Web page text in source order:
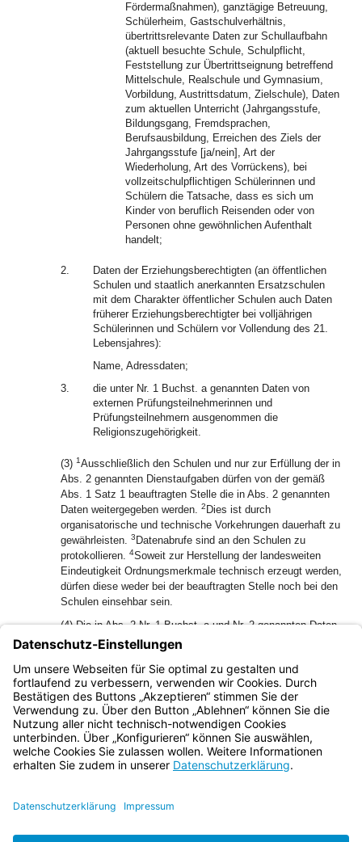
Fördermaßnahmen), ganztägige Betreuung,
Schülerheim, Gastschulverhältnis,
übertrittsrelevante Daten zur Schullaufbahn
(aktuell besuchte Schule, Schulpflicht,
Feststellung zur Übertrittseignung betreffend
Mittelschule, Realschule und Gymnasium,
Vorbildung, Austrittsdatum, Zielschule), Daten
zum aktuellen Unterricht (Jahrgangsstufe,
Bildungsgang, Fremdsprachen,
Berufsausbildung, Erreichen des Ziels der
Jahrgangsstufe [ja/nein], Art der
Wiederholung, Art des Vorrückens), bei
vollzeitschulpflichtigen Schülerinnen und
Schülern die Tatsache, dass es sich um
Kinder von beruflich Reisenden oder von
Personen ohne gewöhnlichen Aufenthalt
handelt;
2.
Daten der Erziehungsberechtigten (an öffentlichen
Schulen und staatlich anerkannten Ersatzschulen
mit dem Charakter öffentlicher Schulen auch Daten
früherer Erziehungsberechtigter bei volljährigen
Schülerinnen und Schülern vor Vollendung des 21.
Lebensjahres):
Name, Adressdaten;
3.
die unter Nr. 1 Buchst. a genannten Daten von
externen Prüfungsteilnehmerinnen und
Prüfungsteilnehmern ausgenommen die
Religionszugehörigkeit.
(3) 1Ausschließlich den Schulen und nur zur Erfüllung der in
Abs. 2 genannten Dienstaufgaben dürfen von der gemäß
Abs. 1 Satz 1 beauftragten Stelle die in Abs. 2 genannten
Daten weitergegeben werden. 2 Dies ist durch
organisatorische und technische Vorkehrungen dauerhaft zu
gewährleisten. 3 Datenabrufe sind an den Schulen zu
protokollieren. 4Soweit zur Herstellung der landesweiten
Eindeutigkeit Ordnungsmerkmale technisch erzeugt werden,
dürfen diese weder bei der beauftragten Stelle noch bei den
Schulen einsehbar sein.
(4) Die in Abs. 2 Nr. 1 Buchst. a und Nr. 2 genannten Daten
werden sechs Jahre nach dem Ausscheiden der Schülerin
oder des Schülers aus dem bayerischen Schulsystem
gelöscht; die übrigen in Abs. 2 genannten Daten werden
spätestens ein Jahr nach der Erhebung gelöscht.
Bayern.de
BayernPortal
Impressum